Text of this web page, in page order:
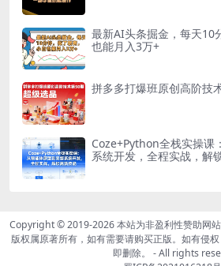
最新AI头条掘金，每天10
也能月入3万+
拼多多打爆班原创高阶技
Coze+Python全栈实操课
系统开发，全程实战，解
Copyright © 2019-2026本站为非盈利性赞助网
版权属原著所有，如有需要请购买正版。如有侵
即删除。
- All rights